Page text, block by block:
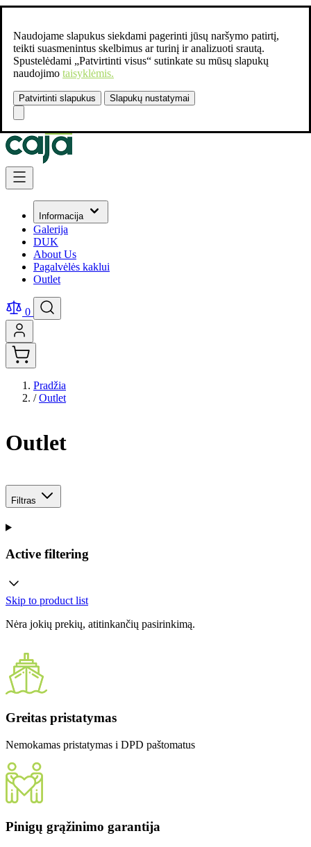
Naudojame slapukus siekdami pagerinti jūsų naršymo patirtį,
teikti suasmenintus skelbimus ar turinį ir analizuoti srautą.
Spustelėdami „Patvirtinti visus“ sutinkate su mūsų slapukų
naudojimo taisyklėmis.
Patvirtinti slapukus Slapukų nustatymai
Susisiekite:
Skip to Content
Informacija
Galerija
DUK
About Us
Pagalvėlės kaklui
Outlet
0
Pradžia
/ Outlet
Outlet
Filtras
Active filtering
Skip to product list
Nėra jokių prekių, atitinkančių pasirinkimą.
Greitas pristatymas
Nemokamas pristatymas i DPD paštomatus
Pinigų grąžinimo garantija